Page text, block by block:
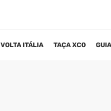
VOLTA ITÁLIA TAÇA XCO